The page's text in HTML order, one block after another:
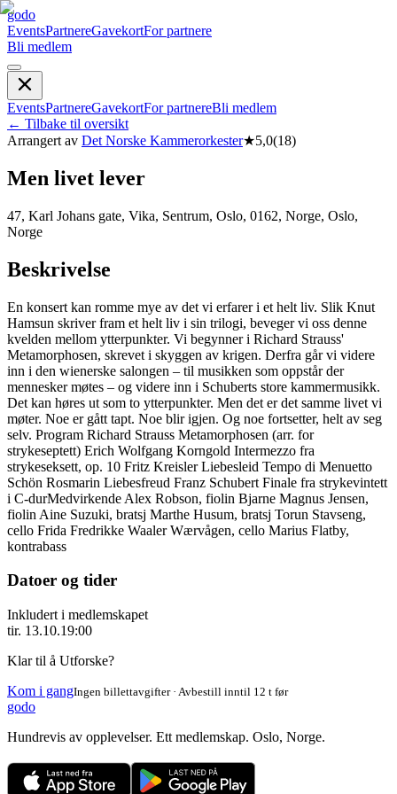
godo
EventsPartnereGavekortFor partnere
Bli medlem
EventsPartnereGavekortFor partnereBli medlem
← Tilbake til oversikt
Arrangert av Det Norske Kammerorkester★5,0(18)
Men livet lever
47, Karl Johans gate, Vika, Sentrum, Oslo, 0162, Norge, Oslo,
Norge
Beskrivelse
En konsert kan romme mye av det vi erfarer i et helt liv. Slik Knut
Hamsun skriver fram et helt liv i sin trilogi, beveger vi oss denne
kvelden mellom ytterpunkter. Vi begynner i Richard Strauss'
Metamorphosen, skrevet i skyggen av krigen. Derfra går vi videre
inn i den wienerske salongen – til musikken som oppstår der
mennesker møtes – og videre inn i Schuberts store kammermusikk.
Det kan høres ut som to ytterpunkter. Men det er det samme livet vi
møter. Noe er gått tapt. Noe blir igjen. Og noe fortsetter, helt av seg
selv. Program Richard Strauss Metamorphosen (arr. for
strykeseptett) Erich Wolfgang Korngold Intermezzo fra
strykeseksett, op. 10 Fritz Kreisler Liebesleid Tempo di Menuetto
Schön Rosmarin Liebesfreud Franz Schubert Finale fra strykevintett
i C-dur ​ Medvirkende Alex Robson, fiolin Bjarne Magnus Jensen,
fiolin Aine Suzuki, bratsj Marthe Husum, bratsj Torun Stavseng,
cello Frida Fredrikke Waaler Wærvågen, cello Marius Flatby,
kontrabass
Datoer og tider
Inkludert i medlemskapet
tir. 13.10.19:00
Klar til å Utforske?
Kom i gangIngen billettavgifter · Avbestill inntil 12 t før
godo
Hundrevis av opplevelser. Ett medlemskap. Oslo, Norge.